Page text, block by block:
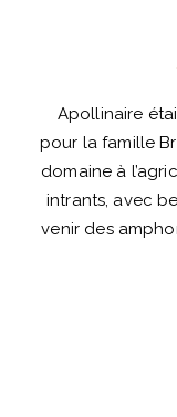
Apollinaire
pour la famille
domaine à
intrants, avec
venir des